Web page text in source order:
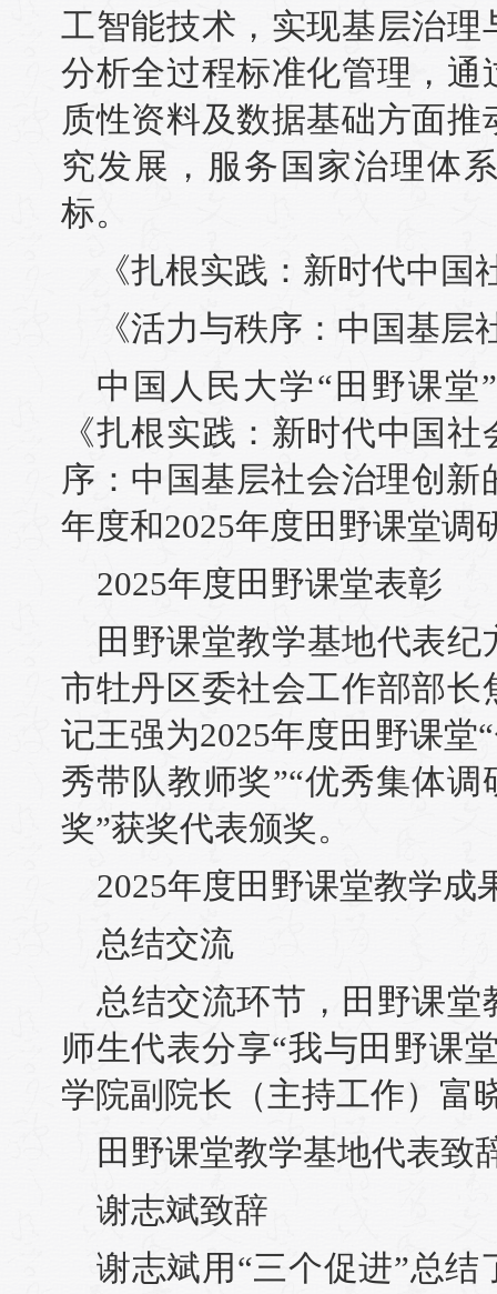
工智能技术，实现基层治
分析全过程标准化管理，
质性资料及数据基础方面
究发展，服务国家治理体
标。
《扎根实践：新时代中国
《活力与秩序：中国基
中国人民大学“田野课
《扎根实践：新时代中国
序：中国基层社会治理创新
年度和2025年度田野课堂调
2025年度田野课堂表彰
田野课堂教学基地代表
市牡丹区委社会工作部部
记王强为2025年度田野课堂
秀带队教师奖”“优秀集体
奖”获奖代表颁奖。
2025年度田野课堂教学成
总结交流
总结交流环节，田野课
师生代表分享“我与田野课
学院副院长（主持工作）富
田野课堂教学基地代表致
谢志斌致辞
谢志斌用“三个促进”总结